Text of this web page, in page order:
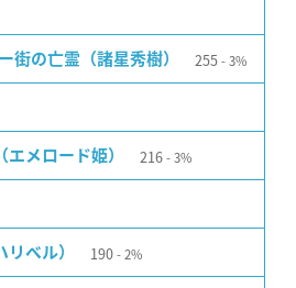
街の亡霊（諸星秀樹） 255 3%
エメロード姫） 216 3%
リベル） 190 2%